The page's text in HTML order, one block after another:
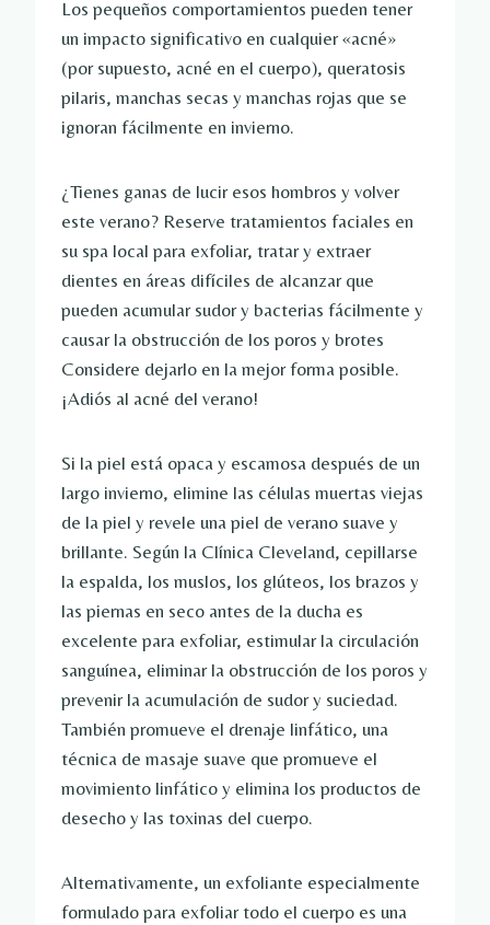
Los pequeños comportamientos pueden tener
un impacto significativo en cualquier «acné»
(por supuesto, acné en el cuerpo), queratosis
pilaris, manchas secas y manchas rojas que se
ignoran fácilmente en invierno.
¿Tienes ganas de lucir esos hombros y volver
este verano? Reserve tratamientos faciales en
su spa local para exfoliar, tratar y extraer
dientes en áreas difíciles de alcanzar que
pueden acumular sudor y bacterias fácilmente y
causar la obstrucción de los poros y brotes
Considere dejarlo en la mejor forma posible.
¡Adiós al acné del verano!
Si la piel está opaca y escamosa después de un
largo invierno, elimine las células muertas viejas
de la piel y revele una piel de verano suave y
brillante. Según la Clínica Cleveland, cepillarse
la espalda, los muslos, los glúteos, los brazos y
las piernas en seco antes de la ducha es
excelente para exfoliar, estimular la circulación
sanguínea, eliminar la obstrucción de los poros y
prevenir la acumulación de sudor y suciedad.
También promueve el drenaje linfático, una
técnica de masaje suave que promueve el
movimiento linfático y elimina los productos de
desecho y las toxinas del cuerpo.
Alternativamente, un exfoliante especialmente
formulado para exfoliar todo el cuerpo es una